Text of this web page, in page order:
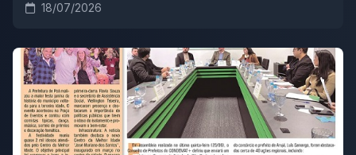
18/07/2026